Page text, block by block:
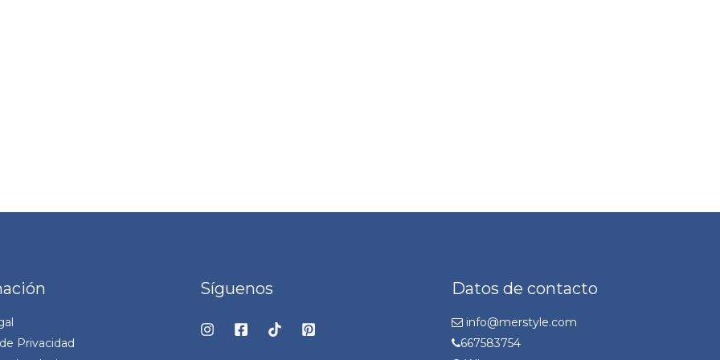
Privacidad
Síguenos Datos de contacto
info@merstyle.com
667583754